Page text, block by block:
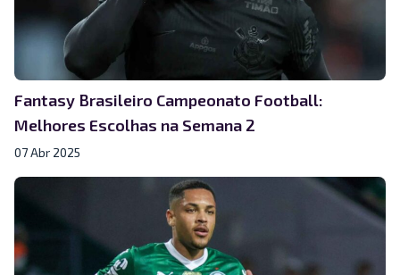
Fantasy Brasileiro Campeonato Football:
Melhores Escolhas na Semana 2
07 Abr 2025